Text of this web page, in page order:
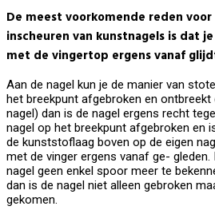
De meest voorkomende reden
inscheuren van kunstnagels is dat
met de vingertop ergens vanaf
Aan de nagel kun je de manier van
het breekpunt afgebroken en ontbreekt
nagel) dan is de nagel ergens recht
nagel op het breekpunt afgebroken en
de kunststoflaag boven op de eigen
met de vinger ergens vanaf ge- gleden.
nagel geen enkel spoor meer te
dan is de nagel niet alleen gebroken
gekomen.